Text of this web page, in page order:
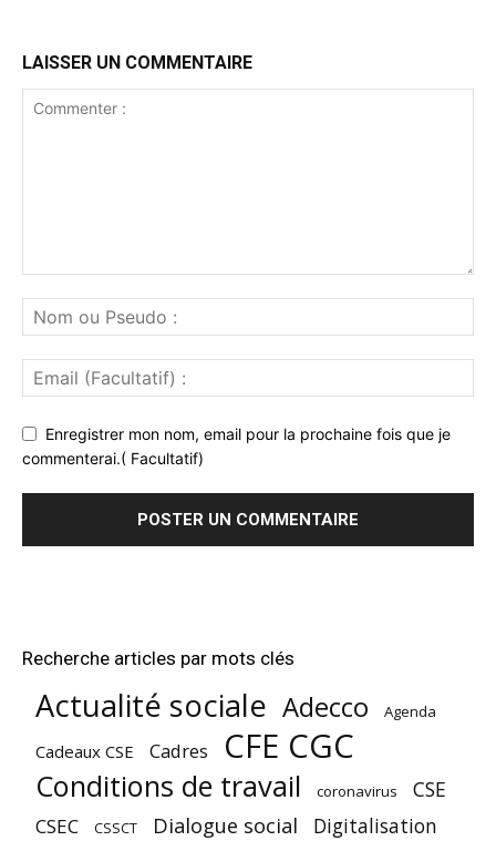
LAISSER UN COMMENTAIRE
Enregistrer mon nom, email pour la prochaine fois que je
commenterai.( Facultatif)
Recherche articles par mots clés
Actualité sociale Adecco Agenda
Cadeaux CSE Cadres CFE CGC
Conditions de travail coronavirus CSE
CSEC CSSCT Dialogue social Digitalisation